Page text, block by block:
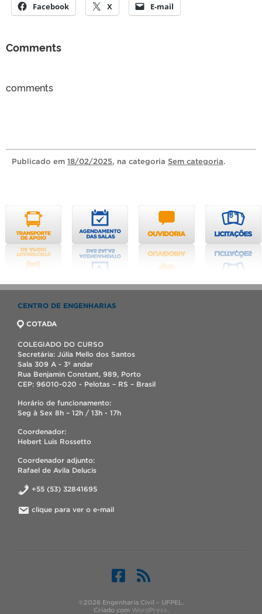
Facebook X E-mail
Comments
comments
Publicado em 18/02/2025, na categoria Sem categoria.
CENTRO DE ENGENHARIAS
COTADA
COLEGIADO DO CURSO
Secretária: Júlia Mello dos Santos
Sala 309 A - 3º andar
Rua Benjamin Constant, 989, Porto
CEP: 96010-020 - Pelotas – RS – Brasil
Horário de funcionamento:
Seg à Sex 8h – 12h / 13h - 17h
Coordenador:
Hebert Luis Rossetto
Coordenador adjunto:
Rafael de Avila Delucis
+55 (53) 32841695
clique para ver o e-mail
©2026 Engenharia Civil – UFPEL.
Criado com WordPress.